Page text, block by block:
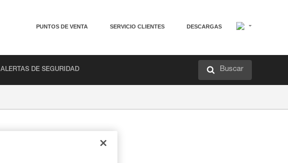
PUNTOS DE VENTA SERVICIO CLIENTES DESCARGAS
ALERTAS DE SEGURIDAD Buscar